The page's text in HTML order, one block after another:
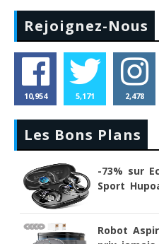
Rejoignez-Nous
10,954 5,171 2,478
Les Bons Plans
-73% sur
Sport
Robot